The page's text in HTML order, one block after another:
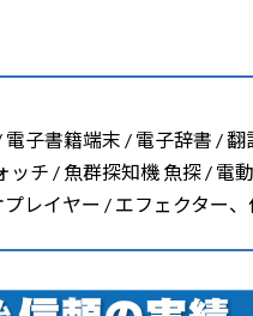
子書籍端末 / 電子辞書 /
チ / 魚群探知機 魚探 / 電
レイヤー / エフェクター、